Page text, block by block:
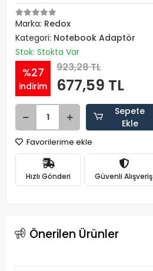
Marka: Redox
Kategori: Notebook Adaptör
Stok: Stokta Var
%27
indirim
923,28 TL
677,59 TL
Sepete
Ekle
Favorilerime ekle
Hızlı Gönderi Güvenli Alışveriş
Önerilen Ürünler